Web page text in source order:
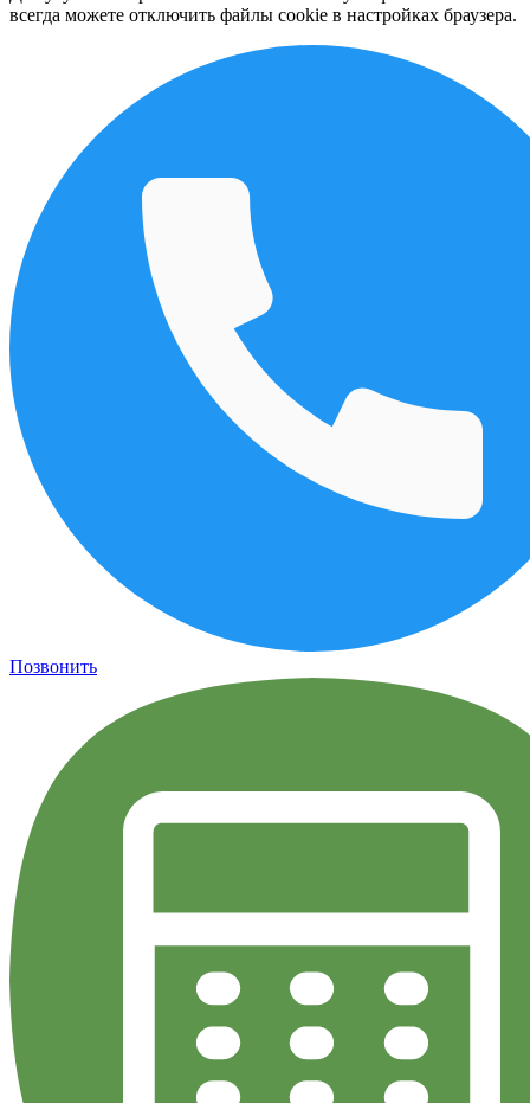
всегда можете отключить файлы cookie в настройках браузера.
Позвонить